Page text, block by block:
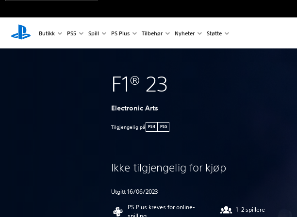
Butikk PS5 Spill PS Plus Tilbehør Nyheter Støtte
F1® 23
Electronic Arts
Tilgjengelig på PS4 PS5
Ikke tilgjengelig for kjøp
Utgitt 16/06/2023
PS Plus kreves for online-
1–2 spillere